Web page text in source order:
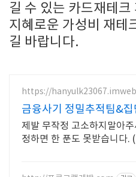
길 수 있는 카드재테
지혜로운 가성비 재테
길 바랍니다.
https://
금융사기 정밀추적팀&집
전액승소(3억7천) 사례
제발 무작정 고소하지말아
정하면 한 푼도 못받습니다.